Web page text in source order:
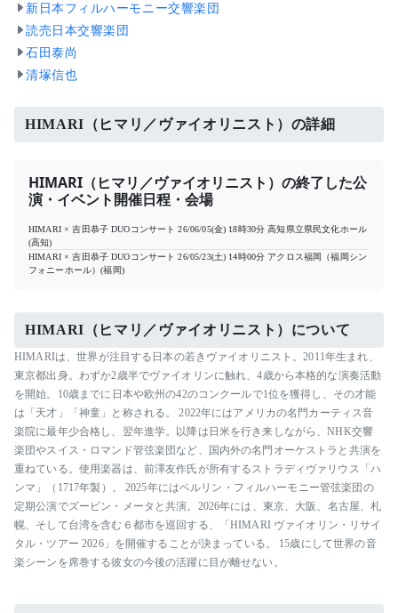
新日本フィルハーモニー交響楽団
読売日本交響楽団
石田泰尚
清塚信也
HIMARI（ヒマリ／ヴァイオリニスト）の詳細
HIMARI（ヒマリ／ヴァイオリニスト）の終了した公
演・イベント開催日程・会場
HIMARI × 吉田恭子 DUOコンサート 26/06/05(金) 18時30分 高知県立県民文化ホール
(高知)
HIMARI × 吉田恭子 DUOコンサート 26/05/23(土) 14時00分 アクロス福岡（福岡シン
フォニーホール）(福岡)
HIMARI（ヒマリ／ヴァイオリニスト）について
HIMARIは、世界が注目する日本の若きヴァイオリニスト。2011年生まれ、
東京都出身。わずか2歳半でヴァイオリンに触れ、4歳から本格的な演奏活動
を開始。10歳までに日本や欧州の42のコンクールで1位を獲得し、その才能
は「天才」「神童」と称される。 2022年にはアメリカの名門カーティス音
楽院に最年少合格し、翌年進学。以降は日米を行き来しながら、NHK交響
楽団やスイス・ロマンド管弦楽団など、国内外の名門オーケストラと共演を
重ねている。使用楽器は、前澤友作氏が所有するストラディヴァリウス「ハ
ンマ」（1717年製）。 2025年にはベルリン・フィルハーモニー管弦楽団の
定期公演でズービン・メータと共演。2026年には、東京、大阪、名古屋、札
幌、そして台湾を含む６都市を巡回する、「HIMARI ヴァイオリン・リサイ
タル・ツアー 2026」を開催することが決まっている。 15歳にして世界の音
楽シーンを席巻する彼女の今後の活躍に目が離せない。